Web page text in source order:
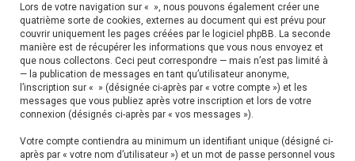
Lors de votre navigation sur « », nous pouvons également créer une
quatrième sorte de cookies, externes au document qui est prévu pour
couvrir uniquement les pages créées par le logiciel phpBB. La seconde
manière est de récupérer les informations que vous nous envoyez et
que nous collectons. Ceci peut correspondre — mais n’est pas limité à
— la publication de messages en tant qu’utilisateur anonyme,
l’inscription sur « » (désignée ci-après par « votre compte ») et les
messages que vous publiez après votre inscription et lors de votre
connexion (désignés ci-après par « vos messages »).
Votre compte contiendra au minimum un identifiant unique (désigné ci-
après par « votre nom d’utilisateur ») et un mot de passe personnel vous